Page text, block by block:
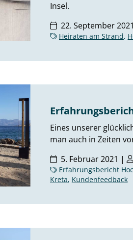
Insel.
22. September
Heiraten am Strand,
Eines unserer
man auch in Zeiten
5. Februar 2021 |
Erfahrungsbericht
Kreta, Kundenfeedback